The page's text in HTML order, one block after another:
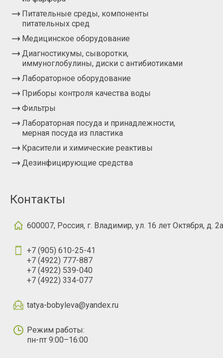
Питательные среды, компоненты
питательных сред
Медицинское оборудование
Диагностикумы, сыворотки,
иммуноглобулины, диски с антибиотиками
Лабораторное оборудование
Приборы контроля качества воды
Фильтры
Лабораторная посуда и принадлежности,
мерная посуда из пластика
Красители и химические реактивы
Дезинфицирующие средства
Контакты
600007, Россия, г. Владимир, ул. 16 лет Октября, д. 2а
+7 (905) 610-25-41
+7 (4922) 777-887
+7 (4922) 539-040
+7 (4922) 334-077
tatya-bobyleva@yandex.ru
Режим работы:
пн-пт 9:00–16:00